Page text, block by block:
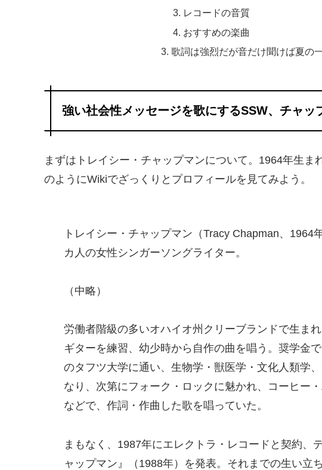
レコードの音質
おすすめの楽曲
歌詞は強烈だが音だけ聞けば夏の
強い社会性メッセージを歌にするSSW、チャッ
まずはトレイシー・チャップマンについて。1964年生ま
のようにWikiでざっくりとプロフィールを見てみよう。
トレイシー・チャップマン（Tracy Chapman、1964
カ人の女性シンガーソングライター。
（中略）
労働者階級の多いオハイオ州クリーブランドで生ま
ギターを練習、幼少時から自作の曲を唱う。奨学金
のタフツ大学に通い、生物学・獣医学・文化人類学
なり、次第にフォーク・ロックに魅かれ、コーヒー
などで、作詞・作曲した歌を唱っていた。
まもなく、1987年にエレクトラ・レコードと契約、
ャップマン』（1988年）を発表。それまでの生い立